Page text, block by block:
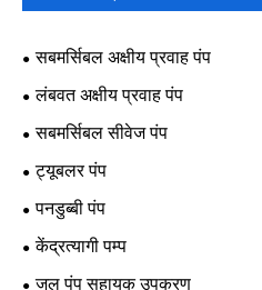
सबमर्सिबल अक्षीय प्रवाह पंप
लंबवत अक्षीय प्रवाह पंप
सबमर्सिबल सीवेज पंप
ट्यूबलर पंप
पनडुब्बी पंप
केंद्रत्यागी पम्प
जल पंप सहायक उपकरण